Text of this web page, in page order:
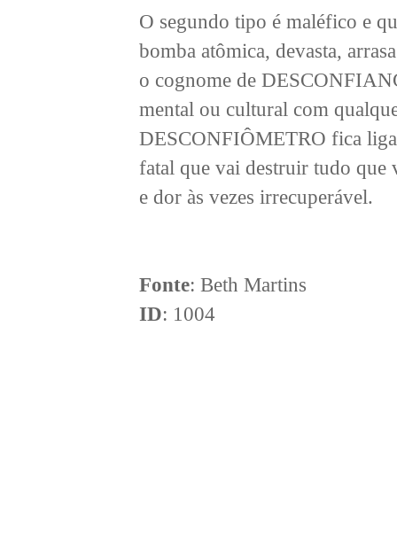
O segundo tipo é maléfico e
bomba atômica, devasta,
o cognome de
mental ou cultural com
DESCONFIÔMETRO fica
fatal que vai destruir tudo que
e dor às vezes irrecuperável.
Fonte: Beth Martins
ID: 1004